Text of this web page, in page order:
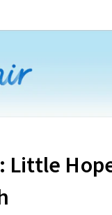
Little